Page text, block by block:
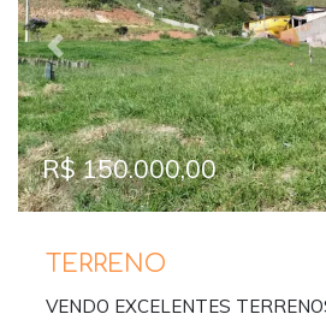
Previous
R$ 150.000,00
TERRENO
VENDO EXCELENTES